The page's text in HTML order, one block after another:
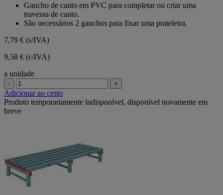
estrelas.
Gancho de canto em PVC para completar ou criar uma
travessa de canto.
São necessários 2 ganchos para fixar uma prateleira.
7,79 € (s/IVA)
9,58 € (c/IVA)
a unidade
- +
Adicionar ao cesto
Produto temporariamente indisponível, disponível novamente em
breve